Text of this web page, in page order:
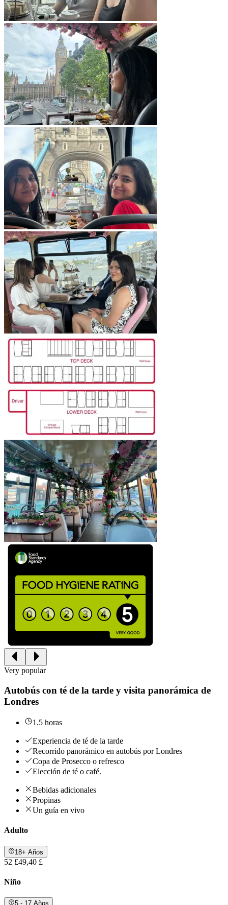
Very popular
Autobús con té de la tarde y visita panorámica de
Londres
1.5 horas
Experiencia de té de la tarde
Recorrido panorámico en autobús por Londres
Copa de Prosecco o refresco
Elección de té o café.
Bebidas adicionales
Propinas
Un guía en vivo
Adulto
18+ Años
52 £49,40 £
Niño
5 - 17 Años